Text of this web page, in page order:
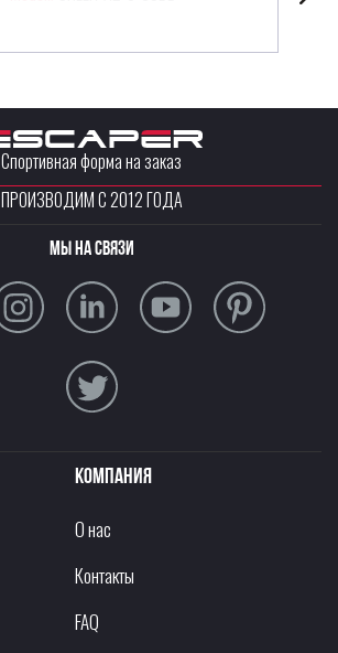
Спортивная форма на заказ
ПРОИЗВОДИМ С 2012 ГОДА
Мы на связи
Компания
О нас
Контакты
FAQ